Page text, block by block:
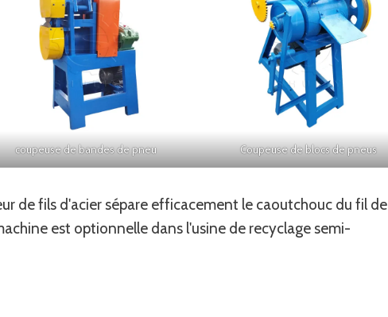
coupeuse de bandes de pneu Coupeuse de blocs de pneus
de fils d'acier sépare efficacement le caoutchouc du fil de
est optionnelle dans l'usine de recyclage semi-